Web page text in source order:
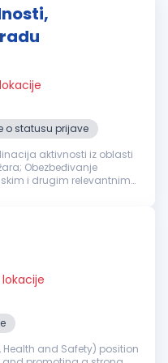
o statusu prijave
Obezbeđivanje
i drugim relevantnim
and Safety) position